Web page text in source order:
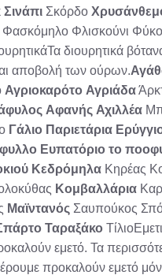
Σινάπι Σκόρδο
Φασκόμηλο Φλισκούνι
διουρητικά
αποβολή των ούρων.
Αγριοκαρότο Αγριάδα
Αφανής Αχιλλέα
Γάλιο Παριετάρια
Ευπατόριο το
Κεδρόμηλα Κηρέας
Κομβαλλάρια
Μαϊντανός Σαυπούκος
Ταραξάκο
εμετό. Τα
προκαλούν εμετό